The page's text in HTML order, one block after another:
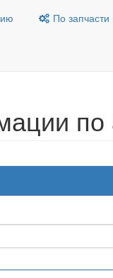
По запчасти
по